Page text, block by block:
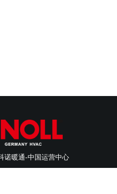
诺暖通-中国运营中心